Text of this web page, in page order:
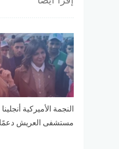
النجمة الأميركية
مستشفى العريش